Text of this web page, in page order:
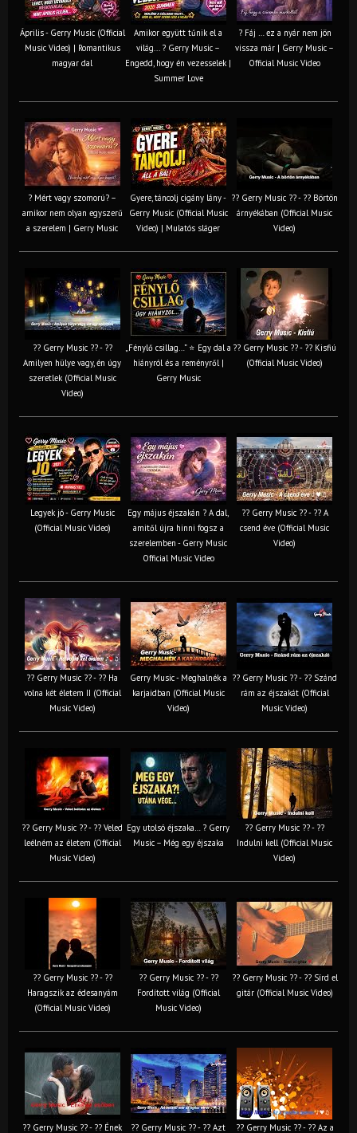
Április - Gerry Music (Official
Music Video) | Romantikus
magyar dal
Amikor együtt tűnik el a
világ... ? Gerry Music –
Engedd, hogy én vezesselek |
Summer Love
? Fáj … ez a nyár nem jön
vissza már | Gerry Music –
Official Music Video
? Mért vagy szomorú? –
amikor nem olyan egyszerű
a szerelem | Gerry Music
Gyere, táncolj cigány lány -
Gerry Music (Official Music
Video) | Mulatós sláger
?? Gerry Music ?? - ?? Börtön
árnyékában (Official Music
Video)
?? Gerry Music ?? - ??
Amilyen hülye vagy, én úgy
szeretlek (Official Music
Video)
„Fénylő csillag…” ⭐ Egy dal a
hiányról és a reményről |
Gerry Music
?? Gerry Music ?? - ?? Kisfiú
(Official Music Video)
Legyek jó - Gerry Music
(Official Music Video)
Egy május éjszakán ? A dal,
amitől újra hinni fogsz a
szerelemben - Gerry Music
Official Music Video
?? Gerry Music ?? - ?? A
csend éve (Official Music
Video)
?? Gerry Music ?? - ?? Ha
volna két életem II (Official
Music Video)
Gerry Music - Meghalnék a
karjaidban (Official Music
Video)
?? Gerry Music ?? - ?? Szánd
rám az éjszakát (Official
Music Video)
?? Gerry Music ?? - ?? Veled
leélném az életem (Official
Music Video)
Egy utolsó éjszaka… ? Gerry
Music – Még egy éjszaka
?? Gerry Music ?? - ??
Indulni kell (Official Music
Video)
?? Gerry Music ?? - ??
Haragszik az édesanyám
(Official Music Video)
?? Gerry Music ?? - ??
Fordított világ (Official
Music Video)
?? Gerry Music ?? - ?? Sírd el
gitár (Official Music Video)
?? Gerry Music ?? - ?? Ének ?? Gerry Music ?? - ?? Azt ?? Gerry Music ?? - ?? Az a